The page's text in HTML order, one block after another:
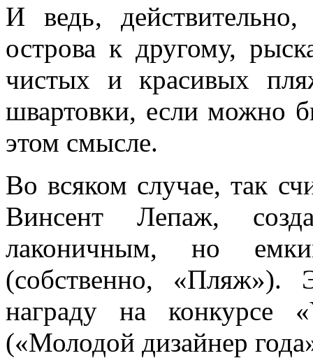
И ведь,
острова к другому,
чистых и красивых
швартовки, если можно
этом смысле.
Во всяком случае, так
Винсент Лепаж,
лаконичным, но
(собственно, «Пляж»).
награду на конкурсе
(«Молодой дизайнер